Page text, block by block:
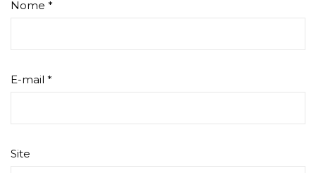
Nome *
E-mail *
Site